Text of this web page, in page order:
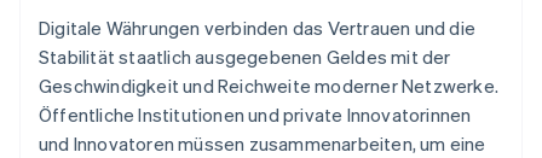
Digitale Währungen verbinden das Vertrauen und die
Stabilität staatlich ausgegebenen Geldes mit der
Geschwindigkeit und Reichweite moderner Netzwerke.
Öffentliche Institutionen und private Innovatorinnen
und Innovatoren müssen zusammenarbeiten, um eine